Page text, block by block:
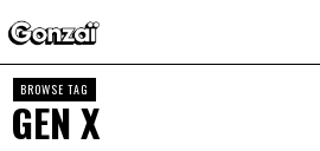
BROWSE TAG
GEN X